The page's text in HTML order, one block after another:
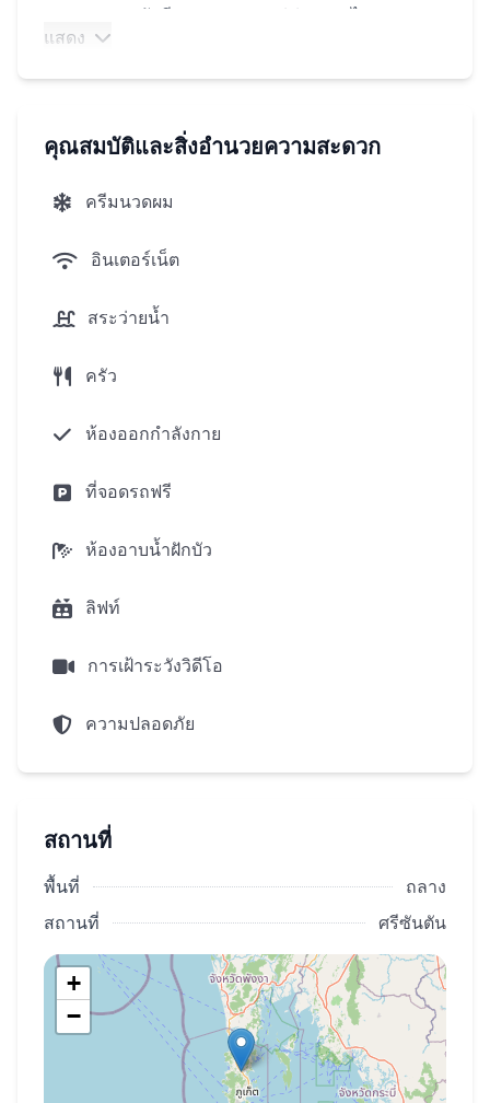
ถนนเทพกระษัตรี หาดบางเทาอยู่ห่างออกไป 9
กิโลเมตรและหาดสุรินทร์อยู่ห่างออกไป 11
กิโลเมตร ห่างจากศูนย์การค้าโรบินสันไลฟ์สไตล์เพียง
เวนิว 10 นาทีโดยรถยนต์
โครงสร้างพื้นฐานที่ซับซ้อน:
สระว่ายน้ำกว้างขวาง
สวนบนดาดฟ้า
ห้องออกกำลังกาย
ซักรีด
การเฝ้าระวังวิดีโอ
ใจที่มีอยู่ในงวดที่มีการชำระเงินเริ่มต้น 30%
แสดง
คุณสมบัติและสิ่งอำนวยความสะดวก
ครีมนวดผม
อินเตอร์เน็ต
สระว่ายน้ำ
ครัว
ห้องออกกำลังกาย
ที่จอดรถฟรี
ห้องอาบน้ำฝักบัว
ลิฟท์
การเฝ้าระวังวิดีโอ
ความปลอดภัย
สถานที่
พื้นที่
ถลาง
สถานที่
ศรีซันตัน
+
−